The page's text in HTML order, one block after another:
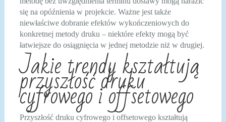
się na opóźnienia w projekcie. Ważne jest także
niewłaściwe dobranie efektów wykończeniowych do
konkretnej metody druku – niektóre efekty mogą być
łatwiejsze do osiągnięcia w jednej metodzie niż w drugiej.
Jakie trendy kształtują
przyszłość druku
cyfrowego i offsetowego
Przyszłość druku cyfrowego i offsetowego kształtują